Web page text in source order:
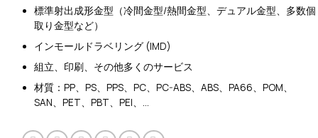
標準射出成形金型（冷間金型/熱間金型、デュアル金型、多数個
取り金型など）
インモールドラベリング (IMD)
組立、印刷、その他多くのサービス
材質：PP、PS、PPS、PC、PC-ABS、ABS、PA66、POM、
SAN、PET、PBT、PEI、…